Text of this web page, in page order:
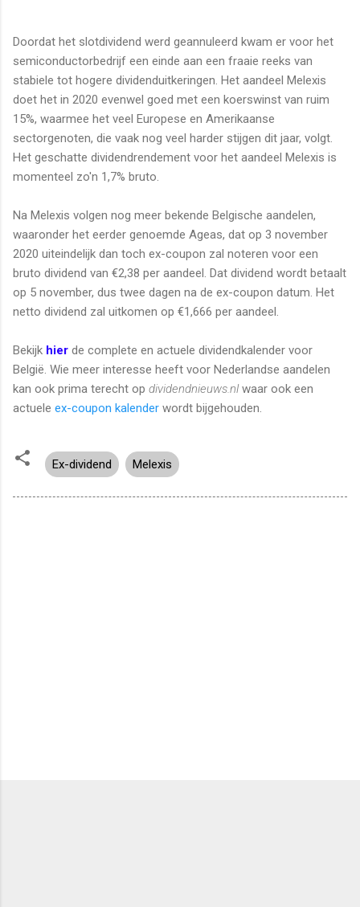
Doordat het slotdividend werd geannuleerd kwam er voor het
semiconductorbedrijf een einde aan een fraaie reeks van
stabiele tot hogere dividenduitkeringen. Het aandeel Melexis
doet het in 2020 evenwel goed met een koerswinst van ruim
15%, waarmee het veel Europese en Amerikaanse
sectorgenoten, die vaak nog veel harder stijgen dit jaar, volgt.
Het geschatte dividendrendement voor het aandeel Melexis is
momenteel zo'n 1,7% bruto.
Na Melexis volgen nog meer bekende Belgische aandelen,
waaronder het eerder genoemde Ageas, dat op 3 november
2020 uiteindelijk dan toch ex-coupon zal noteren voor een
bruto dividend van €2,38 per aandeel. Dat dividend wordt betaalt
op 5 november, dus twee dagen na de ex-coupon datum. Het
netto dividend zal uitkomen op €1,666 per aandeel.
Bekijk hier de complete en actuele dividendkalender voor
België. Wie meer interesse heeft voor Nederlandse aandelen
kan ook prima terecht op dividendnieuws.nlwaar ook een
actuele ex-coupon kalender wordt bijgehouden.
Ex-dividend Melexis